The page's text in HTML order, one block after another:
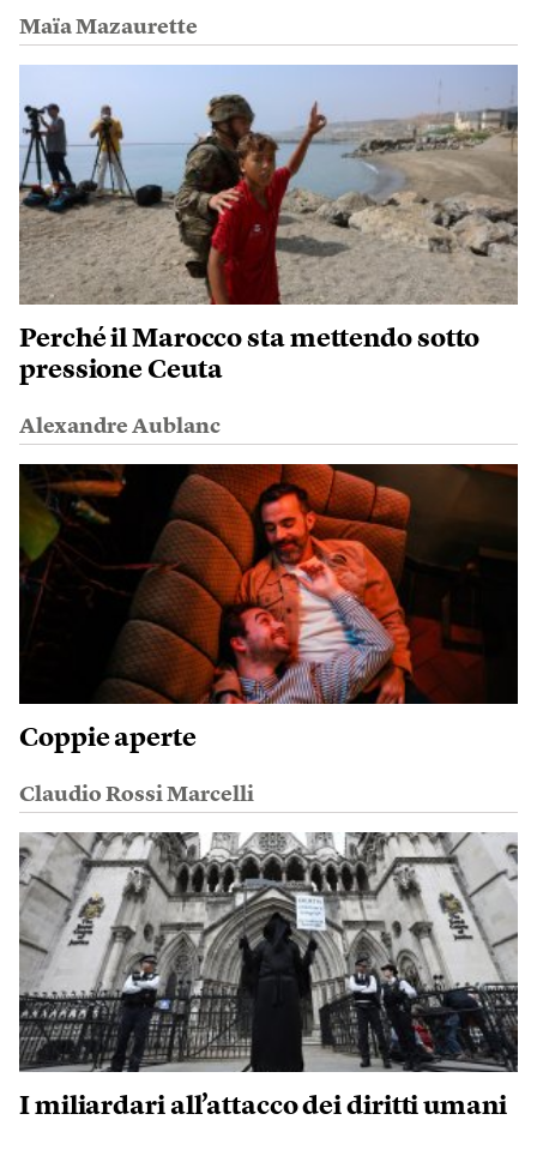
Maïa Mazaurette
Perché il Marocco sta mettendo sotto
pressione Ceuta
Alexandre Aublanc
Coppie aperte
Claudio Rossi Marcelli
I miliardari all’attacco dei diritti umani